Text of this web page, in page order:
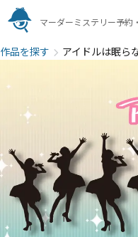
マーダーミステリー予約
作品を探す アイドルは眠ら